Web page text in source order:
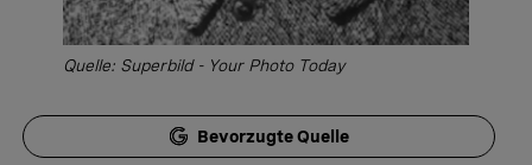
Quelle: Superbild - Your Photo Today
Bevorzugte Quelle